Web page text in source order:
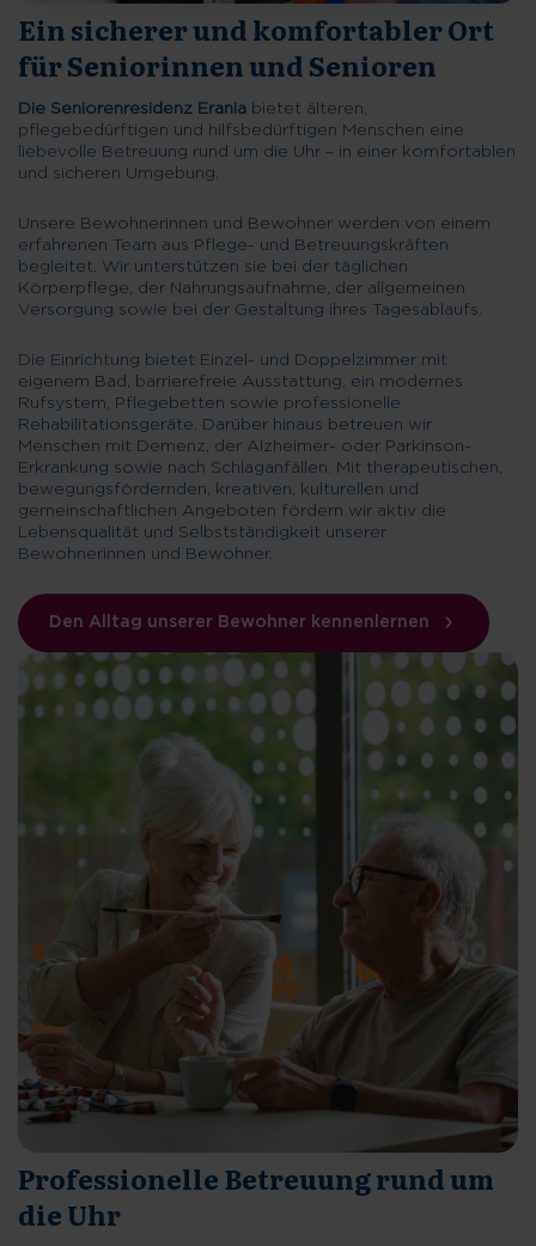
Ein sicherer und komfortabler Ort
für Seniorinnen und Senioren
Die Seniorenresidenz Erania bietet älteren,
pflegebedürftigen und hilfsbedürftigen Menschen eine
liebevolle Betreuung rund um die Uhr – in einer komfortablen
und sicheren Umgebung.
Unsere Bewohnerinnen und Bewohner werden von einem
erfahrenen Team aus Pflege- und Betreuungskräften
begleitet. Wir unterstützen sie bei der täglichen
Körperpflege, der Nahrungsaufnahme, der allgemeinen
Versorgung sowie bei der Gestaltung ihres Tagesablaufs.
Die Einrichtung bietet Einzel- und Doppelzimmer mit
eigenem Bad, barrierefreie Ausstattung, ein modernes
Rufsystem, Pflegebetten sowie professionelle
Rehabilitationsgeräte. Darüber hinaus betreuen wir
Menschen mit Demenz, der Alzheimer- oder Parkinson-
Erkrankung sowie nach Schlaganfällen. Mit therapeutischen,
bewegungsfördernden, kreativen, kulturellen und
gemeinschaftlichen Angeboten fördern wir aktiv die
Lebensqualität und Selbstständigkeit unserer
Bewohnerinnen und Bewohner.
Den Alltag unserer Bewohner kennenlernen
Professionelle Betreuung rund um
die Uhr